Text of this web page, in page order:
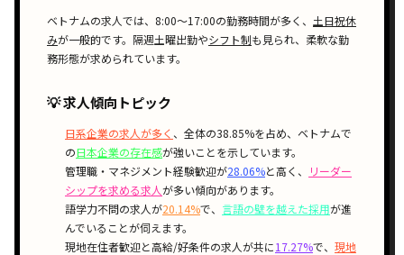
ベトナムの求人では、 8:00〜17:00の勤務時間が多く、 土日祝休
みが一般的です。 隔週土曜出勤やシフト制も見られ、柔軟な勤
務形態が求められています。
💡 求人傾向トピック
日系企業の求人が多く 、全体の38.85%を占め、ベトナムで
の日本企業の存在感が強いことを示しています。
管理職・マネジメント経験歓迎が28.06%と高く、
リーダー
シップを求める求人が多い傾向があります。
語学力不問の求人が20.14%で、 言語の壁を越えた採用が進
んでいることが伺えます。
現地在住者歓迎と高給/好条件の求人が共に17.27%で、 現地